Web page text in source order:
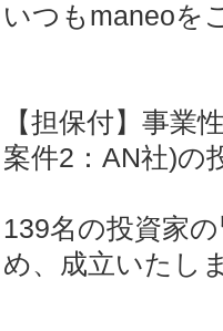
いつもmaneoを
【担保付】事業
案件2：AN社)の
139名の投資家
め、成立いたし